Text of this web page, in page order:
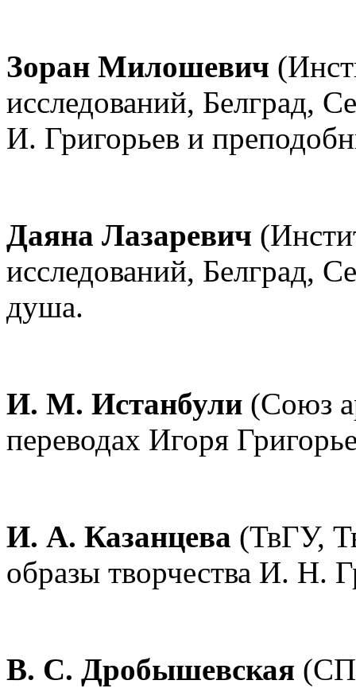
Зоран Милошевич
исследований, Белград,
И. Григорьев и
Даяна Лазаревич
исследований, Белград,
душа.
И. М. Истанбули (Союз
переводах Игоря
И. А. Казанцева (ТвГУ,
образы творчества И. Н.
В. С. Дробышевская (СП